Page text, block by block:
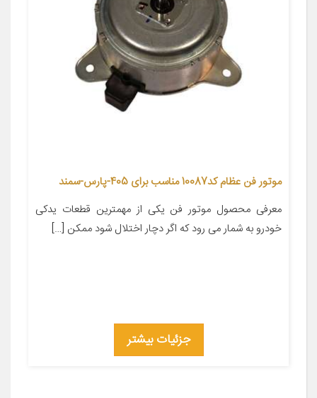
موتور فن عظام کد10087 مناسب برای 405-پارس-سمند
معرفی محصول موتور فن یکی از مهمترین قطعات یدکی
خودرو به شمار می رود که اگر دچار اختلال شود ممکن […]
جزئیات بیشتر